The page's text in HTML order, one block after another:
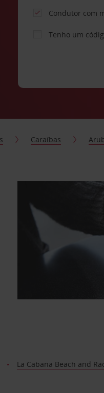
Condutor com
Tenho um
Caraíbas
La Cabana Beach and